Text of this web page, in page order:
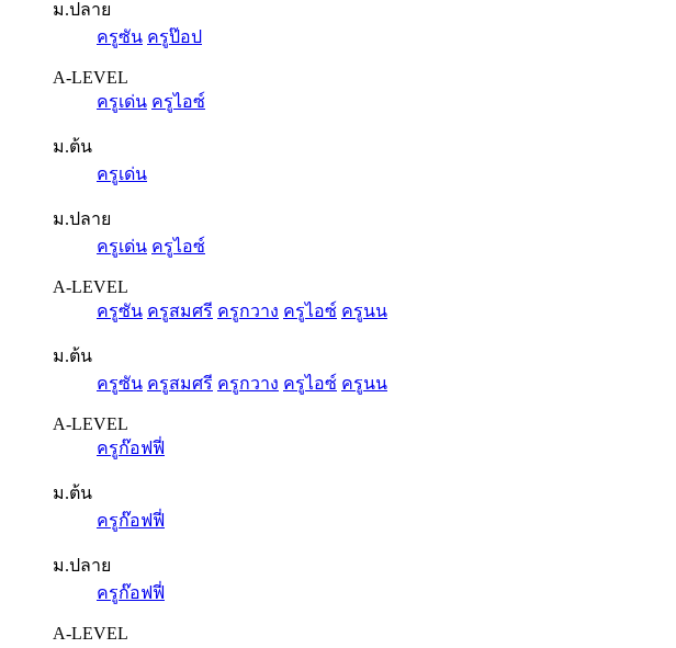
ม.ปลาย
ครูซัน ครูป๊อป
A-LEVEL
ครูเด่น ครูไอซ์
ม.ต้น
ครูเด่น
ม.ปลาย
ครูเด่น ครูไอซ์
A-LEVEL
ครูซัน ครูสมศรี ครูกวาง ครูไอซ์ ครูนน
ม.ต้น
ครูซัน ครูสมศรี ครูกวาง ครูไอซ์ ครูนน
A-LEVEL
ครูก๊อฟฟี่
ม.ต้น
ครูก๊อฟฟี่
ม.ปลาย
ครูก๊อฟฟี่
A-LEVEL